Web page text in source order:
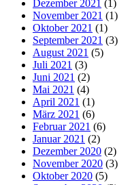
Dezember 2021 (1)
November 2021 (1)
Oktober 2021 (1)
September 2021 (3)
August 2021 (5)
Juli 2021 (3)
Juni 2021 (2)
Mai 2021 (4)
April 2021 (1)
März 2021 (6)
Februar 2021 (6)
Januar 2021 (2)
Dezember 2020 (2)
November 2020 (3)
Oktober 2020 (5)